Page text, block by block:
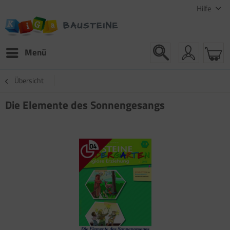
Hilfe
Menü
Übersicht
Die Elemente des Sonnengesangs